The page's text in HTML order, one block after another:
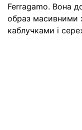
Ferragamo. Вона
образ масивними
каблучками і